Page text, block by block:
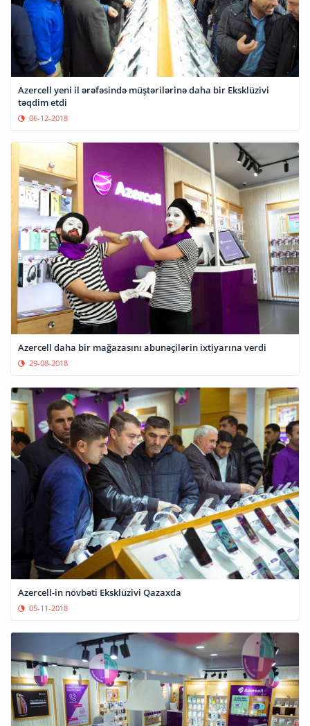
Azercell yeni il ərəfəsində müştərilərinə daha bir Eksklüzivi
təqdim etdi
06-12-2018
Azercell daha bir mağazasını abunəçilərin ixtiyarına verdi
29-08-2018
Azercell-in növbəti Eksklüzivi Qazaxda
05-11-2018